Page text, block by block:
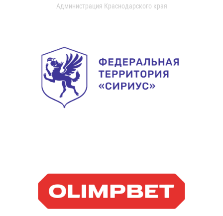
Администрация Краснодарского края